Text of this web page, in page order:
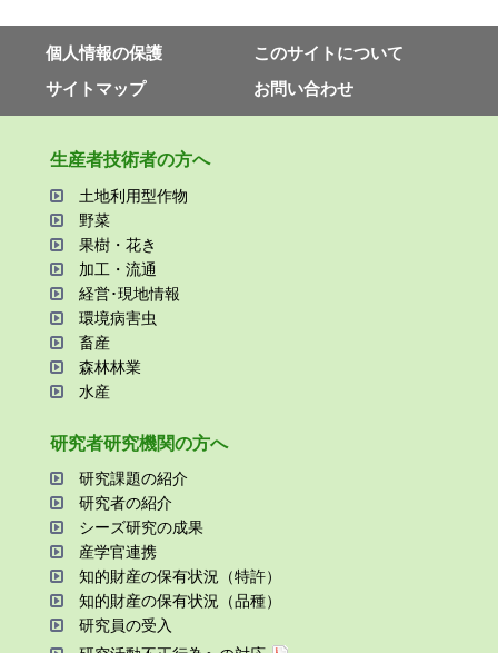
個⼈情報の保護
このサイトについて
サイトマップ
お問い合わせ
⽣産者技術者の⽅へ
⼟地利⽤型作物
野菜
果樹・花き
加⼯・流通
経営･現地情報
環境病害⾍
畜産
森林林業
⽔産
研究者研究機関の⽅へ
研究課題の紹介
研究者の紹介
シーズ研究の成果
産学官連携
知的財産の保有状況（特許）
知的財産の保有状況（品種）
研究員の受⼊